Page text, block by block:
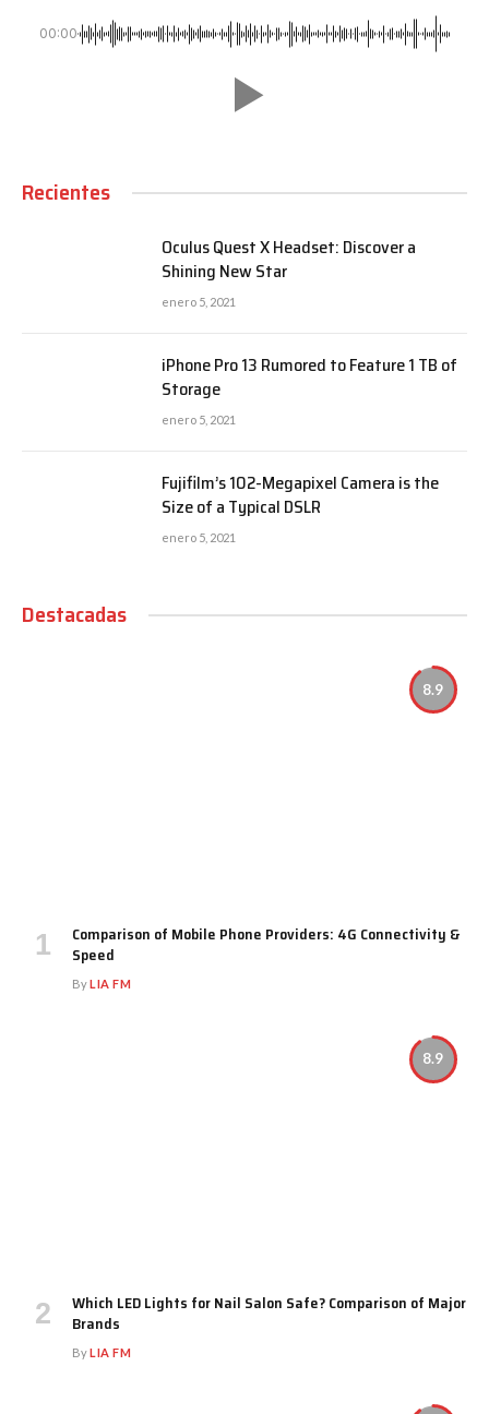
00:00
Recientes
Oculus Quest X Headset: Discover a
Shining New Star
enero 5, 2021
iPhone Pro 13 Rumored to Feature 1 TB of
Storage
enero 5, 2021
Fujifilm’s 102-Megapixel Camera is the
Size of a Typical DSLR
enero 5, 2021
Destacadas
8.9
Comparison of Mobile Phone Providers: 4G Connectivity &
Speed
ByLIA FM
8.9
Which LED Lights for Nail Salon Safe? Comparison of Major
Brands
ByLIA FM